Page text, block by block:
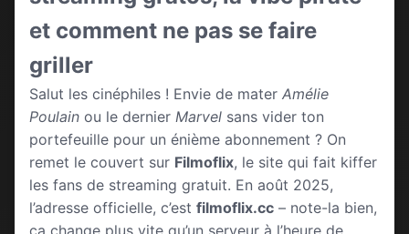
et comment ne pas se faire
griller
Salut les cinéphiles ! Envie de mater Amélie
Poulain ou le dernier Marvel sans vider ton
portefeuille pour un énième abonnement ? On
remet le couvert sur Filmoflix, le site qui fait kiffer
les fans de streaming gratuit. En août 2025,
l’adresse officielle, c’est filmoflix.cc – note-la bien,
ça change plus vite qu’un serveur à l’heure de